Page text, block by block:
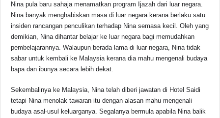
Nina pula baru sahaja menamatkan program Ijazah dari luar negara.
Nina banyak menghabiskan masa di luar negara kerana berlaku satu
insiden rancangan penculikan terhadap Nina semasa kecil. Oleh yang
demikian, Nina dihantar belajar ke luar negara bagi memudahkan
pembelajarannya. Walaupun berada lama di luar negara, Nina tidak
sabar untuk kembali ke Malaysia kerana dia mahu mengenali budaya
bapa dan ibunya secara lebih dekat.
Sekembalinya ke Malaysia, Nina telah diberi jawatan di Hotel Saidi
tetapi Nina menolak tawaran itu dengan alasan mahu mengenali
budaya asal-usul keluarganya. Segalanya bermula apabila Nina balik